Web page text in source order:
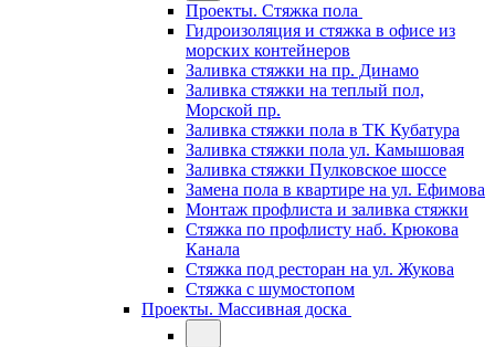
Проекты. Стяжка пола
Гидроизоляция и стяжка в офисе из
морских контейнеров
Заливка стяжки на пр. Динамо
Заливка стяжки на теплый пол,
Морской пр.
Заливка стяжки пола в ТК Кубатура
Заливка стяжки пола ул. Камышовая
Заливка стяжки Пулковское шоссе
Замена пола в квартире на ул. Ефимова
Монтаж профлиста и заливка стяжки
Стяжка по профлисту наб. Крюкова
Канала
Стяжка под ресторан на ул. Жукова
Стяжка с шумостопом
Проекты. Массивная доска